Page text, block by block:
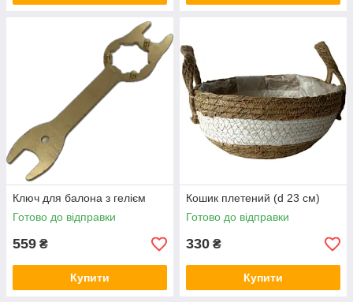
Ключ для балона з гелієм
Готово до відправки
559 ₴
Купити
Кошик плетений (d 23 см)
Готово до відправки
330 ₴
Купити